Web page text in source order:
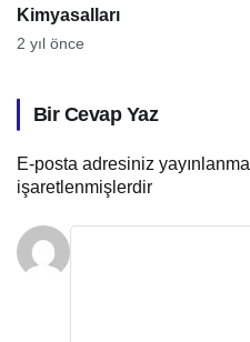
Kimyasalları
2 yıl önce
Bir Cevap Yaz
E-posta adresiniz
işaretlenmişlerdir